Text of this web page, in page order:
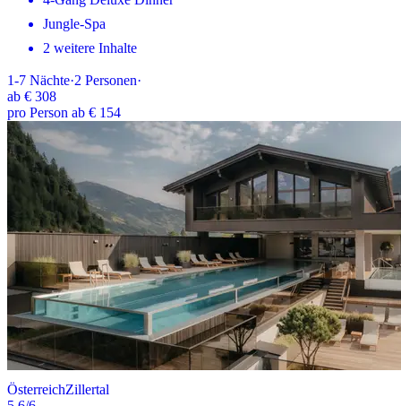
Jungle-Spa
2 weitere Inhalte
1-7 Nächte·2 Personen·
ab € 308
pro Person ab € 154
ÖsterreichZillertal